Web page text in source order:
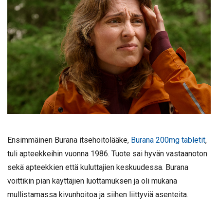
Ensimmäinen Burana itsehoitolääke, Burana 200mg tabletit,
tuli apteekkeihin vuonna 1986. Tuote sai hyvän vastaanoton
sekä apteekkien että kuluttajien keskuudessa. Burana
voittikin pian käyttäjien luottamuksen ja oli mukana
mullistamassa kivunhoitoa ja siihen liittyviä asenteita.